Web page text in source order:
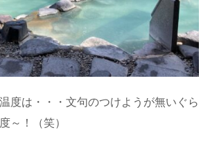
度は・・・文句のつけようが無いぐら
～！（笑）